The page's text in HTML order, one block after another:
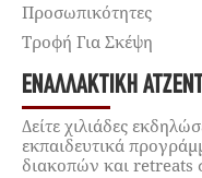
Προσωπικότητες
Τροφή Για Σκέψη
ΕΝΑΛΛΑΚΤΙΚΉ
Δείτε χιλιάδες
εκπαιδευτικά
διακοπών και retreats